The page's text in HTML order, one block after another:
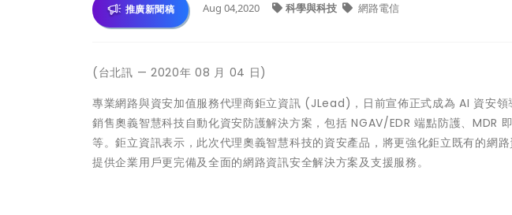
推廣新聞稿 Aug 04,2020 科學與科技 網路電信
(台北訊 — 2020年 08 月 04 日)
專業網路與資安加值服務代理商鉅立資訊 (JLead)，日前宣佈正式成為 AI 資安
銷售奧義智慧科技自動化資安防護解決方案，包括 NGAV/EDR 端點防護、MDR
等。鉅立資訊表示，此次代理奧義智慧科技的資安產品，將更強化鉅立既有的網
提供企業用戶更完備及全面的網路資訊安全解決方案及支援服務。